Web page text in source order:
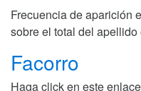
Frecuencia de aparición
sobre el total del
Facorro
Haga click en este